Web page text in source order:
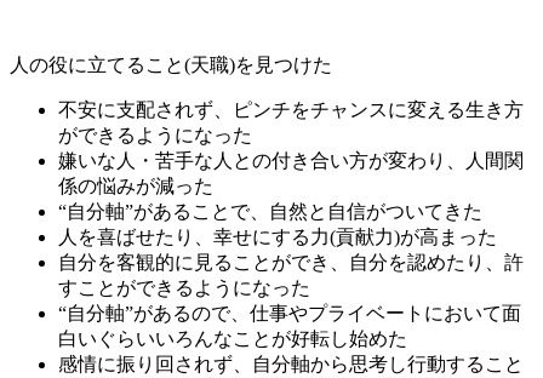
人の役に立てること(天職)を見つけた
不安に支配されず、
ピンチをチャンスに変える生き方
ができるようになった
嫌いな人・苦手な人との付き合い方が変わり、人間関
係の悩みが減った
“自分軸”があることで、
自然と自信がついてきた
人を喜ばせたり、幸せにする力(貢献力)が高まった
自分を客観的に見ることができ、
自分を認めたり、許
すこと ができるようになった
“自分軸”があるので、仕事やプライベートにおいて面
白いぐらいいろんなことが好転し始めた
感情に振り回されず、
自分軸から思考し行動すること